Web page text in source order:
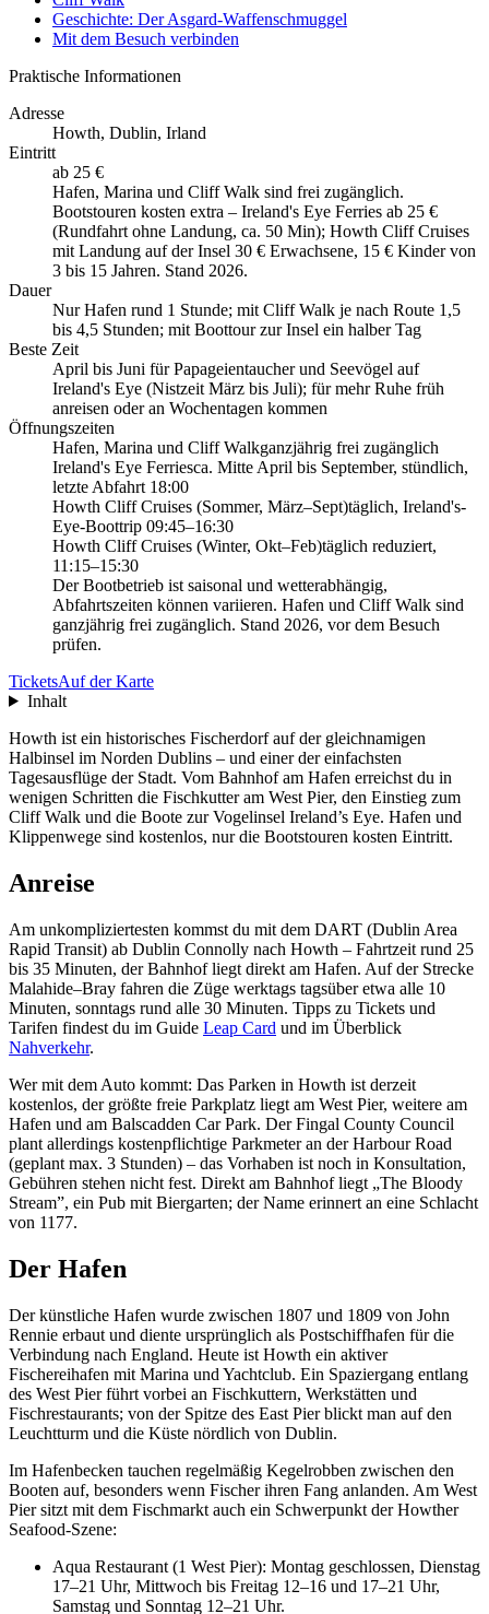
Geschichte: Der Asgard-Waffenschmuggel
Mit dem Besuch verbinden
Praktische Informationen
Adresse
Howth, Dublin, Irland
Eintritt
ab 25 €
Hafen, Marina und Cliff Walk sind frei zugänglich.
Bootstouren kosten extra – Ireland's Eye Ferries ab 25 €
(Rundfahrt ohne Landung, ca. 50 Min); Howth Cliff Cruises
mit Landung auf der Insel 30 € Erwachsene, 15 € Kinder von
3 bis 15 Jahren. Stand 2026.
Dauer
Nur Hafen rund 1 Stunde; mit Cliff Walk je nach Route 1,5
bis 4,5 Stunden; mit Boottour zur Insel ein halber Tag
Beste Zeit
April bis Juni für Papageientaucher und Seevögel auf
Ireland's Eye (Nistzeit März bis Juli); für mehr Ruhe früh
anreisen oder an Wochentagen kommen
Öffnungszeiten
Hafen, Marina und Cliff Walkganzjährig frei zugänglich
Ireland's Eye Ferriesca. Mitte April bis September, stündlich,
letzte Abfahrt 18:00
Howth Cliff Cruises (Sommer, März–Sept)täglich, Ireland's-
Eye-Boottrip 09:45–16:30
Howth Cliff Cruises (Winter, Okt–Feb)täglich reduziert,
11:15–15:30
Der Bootbetrieb ist saisonal und wetterabhängig,
Abfahrtszeiten können variieren. Hafen und Cliff Walk sind
ganzjährig frei zugänglich. Stand 2026, vor dem Besuch
prüfen.
TicketsAuf der Karte
Inhalt
Howth ist ein historisches Fischerdorf auf der gleichnamigen
Halbinsel im Norden Dublins – und einer der einfachsten
Tagesausflüge der Stadt. Vom Bahnhof am Hafen erreichst du in
wenigen Schritten die Fischkutter am West Pier, den Einstieg zum
Cliff Walk und die Boote zur Vogelinsel Ireland’s Eye. Hafen und
Klippenwege sind kostenlos, nur die Bootstouren kosten Eintritt.
Anreise
Am unkompliziertesten kommst du mit dem DART (Dublin Area
Rapid Transit) ab Dublin Connolly nach Howth – Fahrtzeit rund 25
bis 35 Minuten, der Bahnhof liegt direkt am Hafen. Auf der Strecke
Malahide–Bray fahren die Züge werktags tagsüber etwa alle 10
Minuten, sonntags rund alle 30 Minuten. Tipps zu Tickets und
Tarifen findest du im Guide Leap Card und im Überblick
Nahverkehr.
Wer mit dem Auto kommt: Das Parken in Howth ist derzeit
kostenlos, der größte freie Parkplatz liegt am West Pier, weitere am
Hafen und am Balscadden Car Park. Der Fingal County Council
plant allerdings kostenpflichtige Parkmeter an der Harbour Road
(geplant max. 3 Stunden) – das Vorhaben ist noch in Konsultation,
Gebühren stehen nicht fest. Direkt am Bahnhof liegt „The Bloody
Stream”, ein Pub mit Biergarten; der Name erinnert an eine Schlacht
von 1177.
Der Hafen
Der künstliche Hafen wurde zwischen 1807 und 1809 von John
Rennie erbaut und diente ursprünglich als Postschiffhafen für die
Verbindung nach England. Heute ist Howth ein aktiver
Fischereihafen mit Marina und Yachtclub. Ein Spaziergang entlang
des West Pier führt vorbei an Fischkuttern, Werkstätten und
Fischrestaurants; von der Spitze des East Pier blickt man auf den
Leuchtturm und die Küste nördlich von Dublin.
Im Hafenbecken tauchen regelmäßig Kegelrobben zwischen den
Booten auf, besonders wenn Fischer ihren Fang anlanden. Am West
Pier sitzt mit dem Fischmarkt auch ein Schwerpunkt der Howther
Seafood-Szene:
Aqua Restaurant (1 West Pier): Montag geschlossen, Dienstag
17–21 Uhr, Mittwoch bis Freitag 12–16 und 17–21 Uhr,
Samstag und Sonntag 12–21 Uhr.